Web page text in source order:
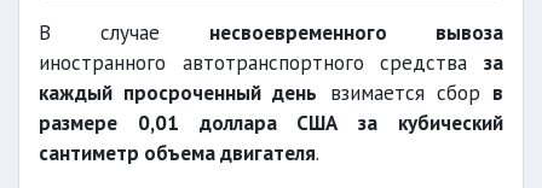
временного ввоза
уплатой
периодических таможенных платежей
В случае несвоевременного вывоза
иностранного автотранспортного средства за
каждый просроченный день взимается сбор в
размере 0,01 доллара США за кубический
сантиметр объема двигателя.